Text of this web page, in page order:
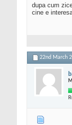
dupa cum
cine e
22nd March